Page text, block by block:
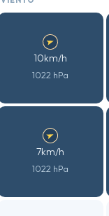
10km/h
1022 hPa
7km/h
1022 hPa